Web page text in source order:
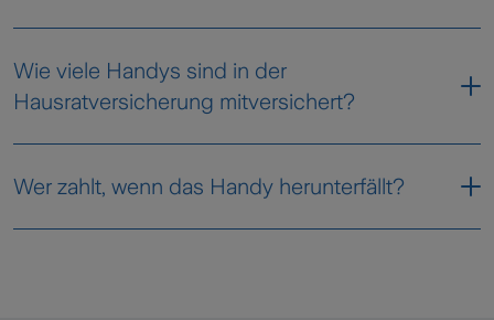
Wie viele Handys sind in der
Hausratversicherung mitversichert?
Wer zahlt, wenn das Handy herunterfällt?